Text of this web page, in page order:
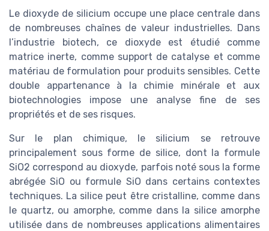
Le dioxyde de silicium occupe une place centrale dans
de nombreuses chaînes de valeur industrielles. Dans
l’industrie biotech, ce dioxyde est étudié comme
matrice inerte, comme support de catalyse et comme
matériau de formulation pour produits sensibles. Cette
double appartenance à la chimie minérale et aux
biotechnologies impose une analyse fine de ses
propriétés et de ses risques.
Sur le plan chimique, le silicium se retrouve
principalement sous forme de silice, dont la formule
SiO2 correspond au dioxyde, parfois noté sous la forme
abrégée SiO ou formule SiO dans certains contextes
techniques. La silice peut être cristalline, comme dans
le quartz, ou amorphe, comme dans la silice amorphe
utilisée dans de nombreuses applications alimentaires